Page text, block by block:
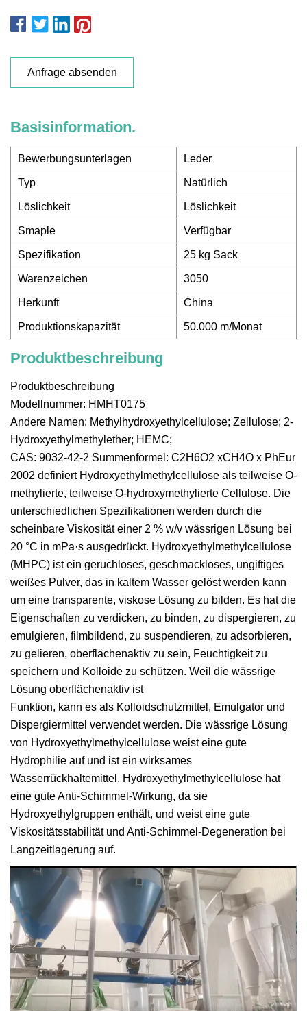
Anfrage absenden
Basisinformation.
Bewerbungsunterlagen Leder
Typ Natürlich
Löslichkeit Löslichkeit
Smaple Verfügbar
Spezifikation 25 kg Sack
Warenzeichen 3050
Herkunft China
Produktionskapazität 50.000 m/Monat
Produktbeschreibung
Produktbeschreibung
Modellnummer: HMHT0175
Andere Namen: Methylhydroxyethylcellulose; Zellulose; 2-
Hydroxyethylmethylether; HEMC;
CAS: 9032-42-2 Summenformel: C2H6O2 xCH4O x PhEur
2002 definiert Hydroxyethylmethylcellulose als teilweise O-
methylierte, teilweise O-hydroxymethylierte Cellulose. Die
unterschiedlichen Spezifikationen werden durch die
scheinbare Viskosität einer 2 % w/v wässrigen Lösung bei
20 °C in mPa·s ausgedrückt. Hydroxyethylmethylcellulose
(MHPC) ist ein geruchloses, geschmackloses, ungiftiges
weißes Pulver, das in kaltem Wasser gelöst werden kann
um eine transparente, viskose Lösung zu bilden. Es hat die
Eigenschaften zu verdicken, zu binden, zu dispergieren, zu
emulgieren, filmbildend, zu suspendieren, zu adsorbieren,
zu gelieren, oberflächenaktiv zu sein, Feuchtigkeit zu
speichern und Kolloide zu schützen. Weil die wässrige
Lösung oberflächenaktiv ist
Funktion, kann es als Kolloidschutzmittel, Emulgator und
Dispergiermittel verwendet werden. Die wässrige Lösung
von Hydroxyethylmethylcellulose weist eine gute
Hydrophilie auf und ist ein wirksames
Wasserrückhaltemittel. Hydroxyethylmethylcellulose hat
eine gute Anti-Schimmel-Wirkung, da sie
Hydroxyethylgruppen enthält, und weist eine gute
Viskositätsstabilität und Anti-Schimmel-Degeneration bei
Langzeitlagerung auf.